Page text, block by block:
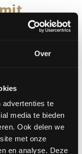
Over
advertenties te
media te bieden
Ook delen we
met onze
en analyse. Deze
und luftiges